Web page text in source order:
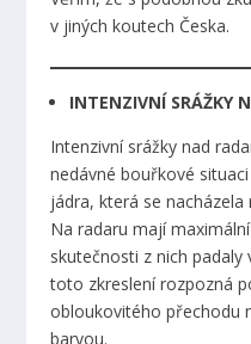
v jiných koutech Česka.
INTENZIVNÍ SRÁŽKY
Intenzivní srážky nad
nedávné bouřkové
jádra, která se
Na radaru mají
skutečnosti z nich padaly
toto zkreslení rozpozná
obloukovitého přechodu
barvou.